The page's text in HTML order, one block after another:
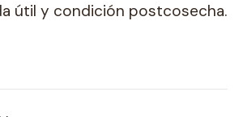
útil y condición postcosecha.